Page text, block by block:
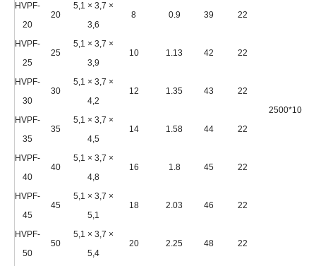
2500*1020
HVPF-
20
20
5,1 × 3,7 ×
3,6
8 0.9 39 22
HVPF-
25
25
5,1 × 3,7 ×
3,9
10 1.13 42 22
HVPF-
30
30
5,1 × 3,7 ×
4,2
12 1.35 43 22
HVPF-
35
35
5,1 × 3,7 ×
4,5
14 1.58 44 22
HVPF-
40
40
5,1 × 3,7 ×
4,8
16 1.8 45 22
HVPF-
45
45
5,1 × 3,7 ×
5,1
18 2.03 46 22
HVPF-
50
50
5,1 × 3,7 ×
5,4
20 2.25 48 22